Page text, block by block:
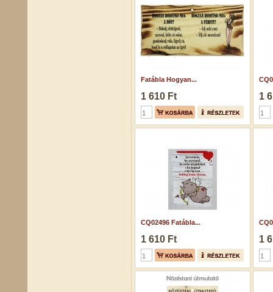
Fatábla Hogyan...
1 610 Ft 1
CQ02496 Fatábla...
1 610 Ft 1